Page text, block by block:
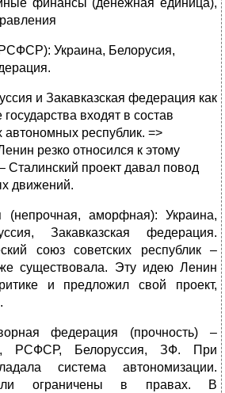
финансы (денежная единица),
Украина, Белорусия,
и Закавказская федерация как
входят в состав
автономных республик. =>
резко относился к этому
Сталинский проект давал повод
движений.
(непрочная, аморфная): Украина,
Закавказская федерация.
союз советских республик –
существовала. Эту идею Ленин
и предложил свой проект,
федерация (прочность) –
РСФСР, Белоруссия, ЗФ. При
система автономизации.
ограничены в правах. В